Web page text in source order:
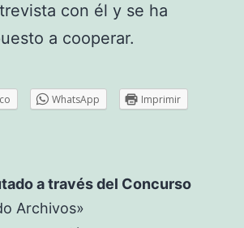
con él y se ha
a cooperar.
WhatsApp Imprimir
a través del Concurso
Archivos»